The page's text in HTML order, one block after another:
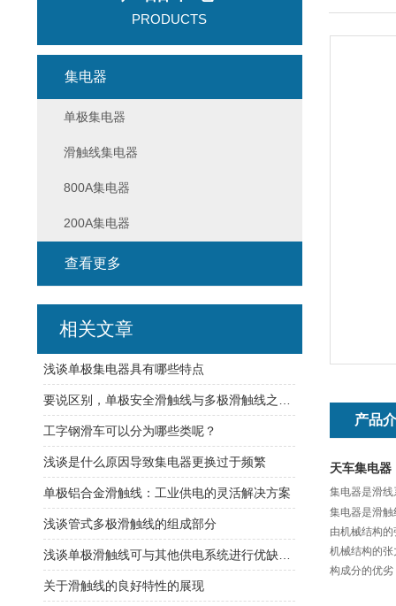
产品
天车集电器
集电器是滑线
集电器是滑
由机械结构
机械结构的
构成分的优
PRODUCTS
集电器
单极集电器
滑触线集电器
800A集电器
200A集电器
查看更多
相关文章
浅谈单极集电器具有哪些特点
工字钢滑车可以分为哪些类呢？
浅谈是什么原因导致集电器更换过于频繁
单极铝合金滑触线：工业供电的灵活解决方案
浅谈管式多极滑触线的组成部分
关于滑触线的良好特性的展现